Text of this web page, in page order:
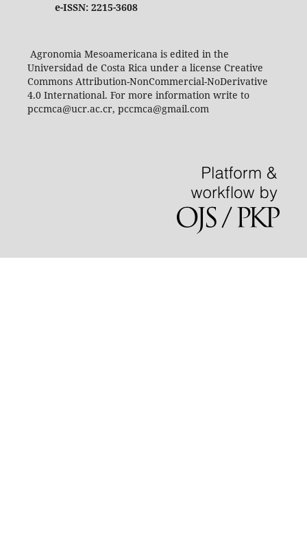
e-ISSN: 2215-3608
Agronomia Mesoamericana is edited in the
Universidad de Costa Rica under a license Creative
Commons Attribution-NonCommercial-NoDerivative
4.0 International. For more information write to
pccmca@ucr.ac.cr, pccmca@gmail.com